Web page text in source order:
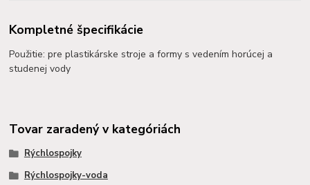
Kompletné špecifikácie
Použitie: pre plastikárske stroje a formy s vedením horúcej a
studenej vody
Tovar zaradený v kategóriách
Rýchlospojky
Rýchlospojky-voda